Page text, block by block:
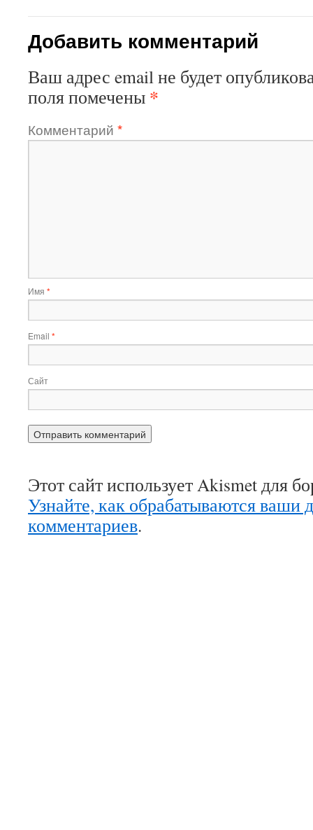
Добавить комментарий
Ваш адрес email не будет
поля помечены *
Комментарий *
Имя *
Email *
Сайт
Этот сайт использует Akismet для
Узнайте, как обрабатываются ваши
комментариев.